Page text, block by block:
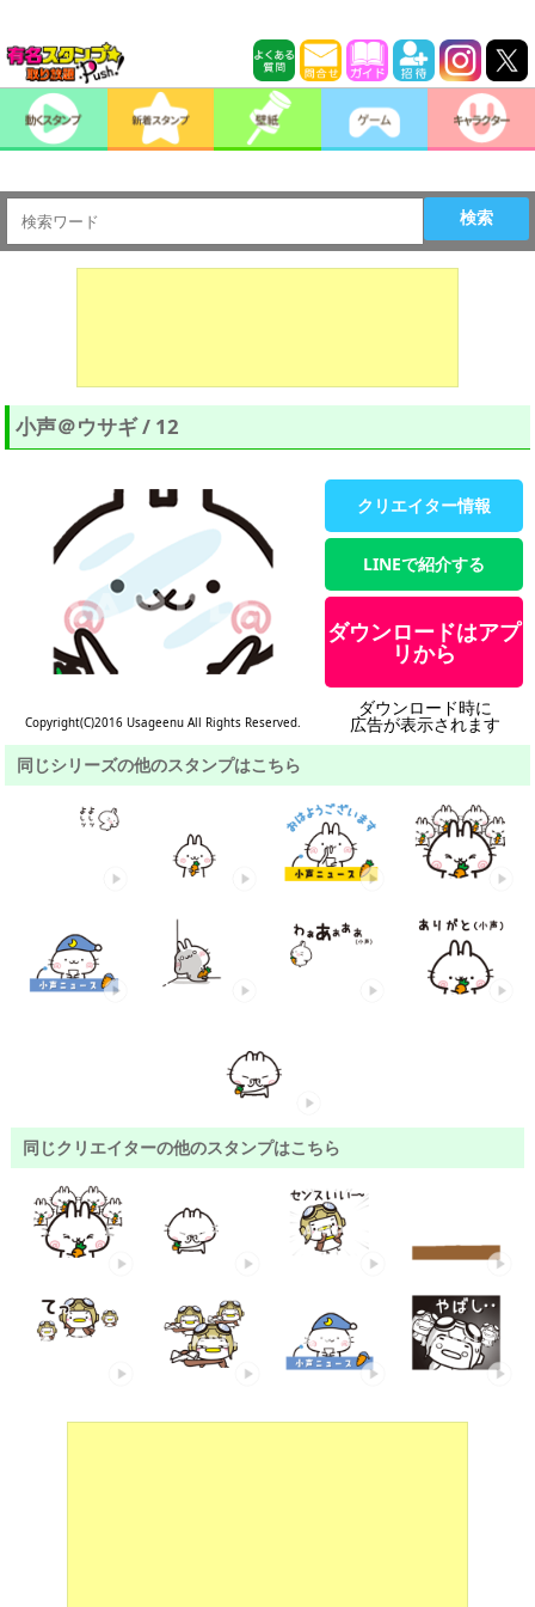
検索
小声＠ウサギ / 12
Copyright(C)2016 Usageenu All Rights Reserved.
クリエイター情報
LINEで紹介する
ダウンロードはアプ
リから
ダウンロード時に
広告が表示されます
同じシリーズの他のスタンプはこちら
同じクリエイターの他のスタンプはこちら